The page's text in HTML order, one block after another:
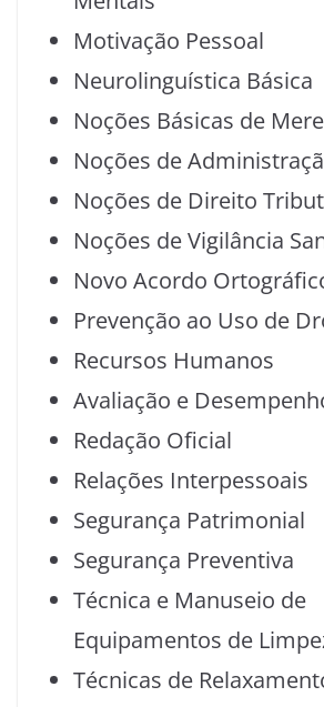
Motivação Pessoal
Neurolinguística Básica
Noções Básicas de
Noções de
Noções de Direito
Noções de Vigilância
Novo Acordo
Prevenção ao Uso de
Recursos Humanos
Avaliação e
Redação Oficial
Relações Interpessoais
Segurança Patrimonial
Segurança Preventiva
Técnica e Manuseio de
Equipamentos de
Técnicas de